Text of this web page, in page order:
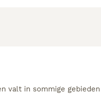
valt in sommige